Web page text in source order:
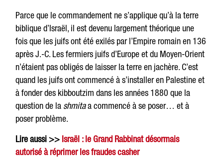
Parce que le commandement ne s’applique qu’à la terre
biblique d’Israël, il est devenu largement théorique une
fois que les juifs ont été exilés par l’Empire romain en 136
après J.-C. Les fermiers juifs d’Europe et du Moyen-Orient
n’étaient pas obligés de laisser la terre en jachère. C’est
quand les juifs ont commencé à s’installer en Palestine et
à fonder des kibboutzim dans les années 1880 que la
question de la shmitaa commencé à se poser… et à
poser problème.
Lire aussi >> Israël : le Grand Rabbinat désormais
autorisé à réprimer les fraudes casher